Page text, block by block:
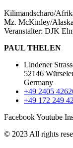
Kilimandscharo/
Mz. McKinley/
Veranstalter: DJK
PAUL THELEN
Lindener
52146
Germany
+49 2405
+49 172 249
FacebookYoutube
© 2023 All rights